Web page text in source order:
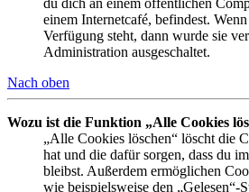
einem Internetcafé, befindest.
Verfügung steht, dann wurde sie
Administration ausgeschaltet.
Nach oben
Wozu ist die Funktion „Alle Cookies
„Alle Cookies löschen“ löscht die
hat und die dafür sorgen, dass du
bleibst. Außerdem ermöglichen
wie beispielsweise den „Gelesen“-